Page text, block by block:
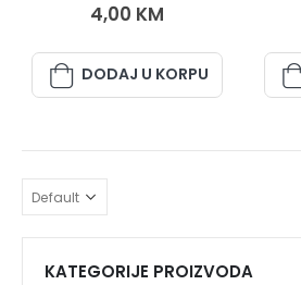
4,00 KM
DODAJ U KORPU
KATEGORIJE PROIZVODA